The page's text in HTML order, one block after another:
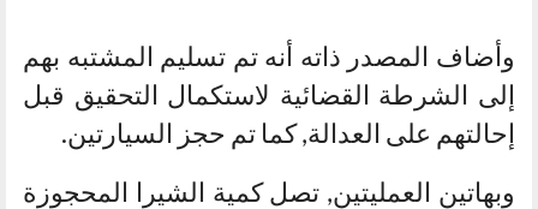
وأضاف المصدر ذاته أنه تم تسليم المشتبه بهم
إلى الشرطة القضائية لاستكمال التحقيق قبل
إحالتهم على العدالة, كما تم حجز السيارتين.
وبهاتين العمليتين, تصل كمية الشيرا المحجوزة